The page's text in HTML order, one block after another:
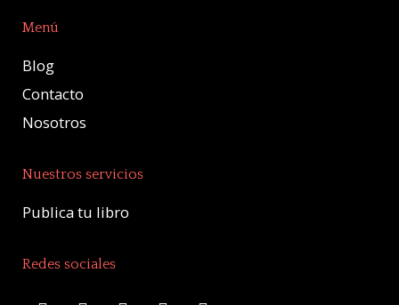
Menú
Blog
Contacto
Nosotros
Nuestros servicios
Publica tu libro
Redes sociales